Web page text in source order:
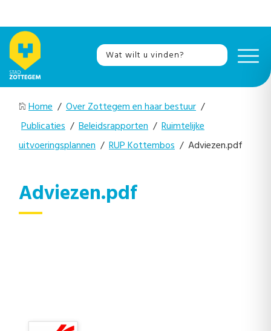
Home / Over Zottegem en haar bestuur /
Publicaties / Beleidsrapporten / Ruimtelijke
uitvoeringsplannen / RUP Kottembos / Adviezen.pdf
Adviezen.pdf